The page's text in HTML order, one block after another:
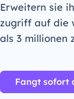
Erweitern sie
zugriff auf die
als 3 millionen
Fangt sofort